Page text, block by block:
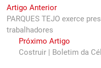
Navegação
de
artigos
Artigo AnteriorPrevious
post:
PARQUES TEJO exerce
trabalhadores
Próximo ArtigoNext
post:
Costruir | Boletim da